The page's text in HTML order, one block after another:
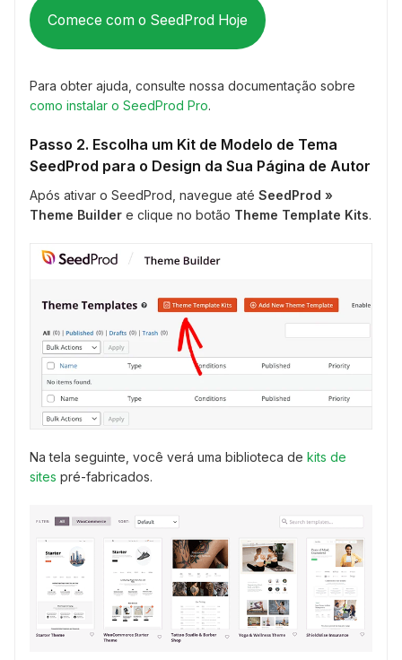
Comece com o SeedProd Hoje
Para obter ajuda, consulte nossa documentação sobre
como instalar o SeedProd Pro.
Passo 2. Escolha um Kit de Modelo de Tema
SeedProd para o Design da Sua Página de Autor
Após ativar o SeedProd, navegue até SeedProd »
Theme Builder e clique no botão Theme Template Kits.
Na tela seguinte, você verá uma biblioteca de kits de
sites pré-fabricados.